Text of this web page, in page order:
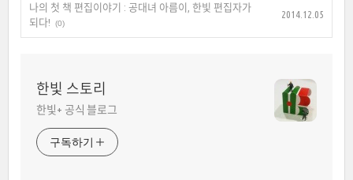
나의 첫 책 편집이야기 : 공대녀 아름이, 한빛 편집자가
되다!
(0)
2014.12.05
한빛 스토리
한빛+ 공식 블로그
구독하기